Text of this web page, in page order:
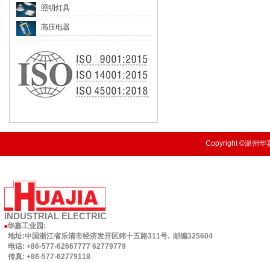
照明灯具
高压电器
Copyright ©温州华
INDUSTRIAL ELECTRIC
■华嘉工业园 :
地址:中国浙江省乐清市经济发开区纬十五路311号. 邮编325604
电话: +86-577-62667777 62779779
传真: +86-577-62779118